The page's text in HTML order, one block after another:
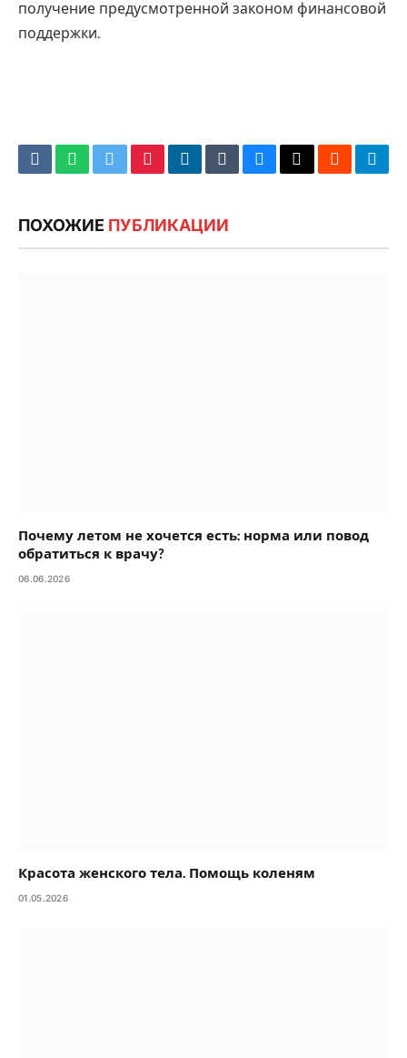
получение предусмотренной законом финансовой
поддержки.
VKontakteWhatsApp
TwitterPinterestLinkedInTumblrBlueskyEmail‏Reddit
ПОХОЖИЕ ПУБЛИКАЦИИ
Почему летом не хочется есть: норма или повод
обратиться к врачу?
06.06.2026
Красота женского тела. Помощь коленям
01.05.2026